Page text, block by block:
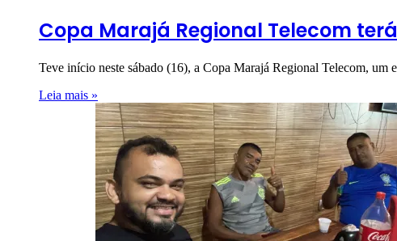
Copa Marajá Regional Telecom
Teve início neste sábado (16), a Copa Marajá Regional Telecom,
Leia mais »